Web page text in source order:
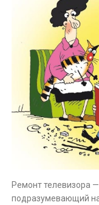
Ремонт телевизора —
подразумевающий